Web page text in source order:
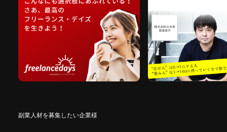
副業人材を募集したい企業様